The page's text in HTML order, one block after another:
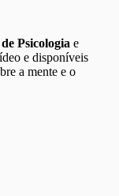
Psicologia e
e disponíveis
a mente e o